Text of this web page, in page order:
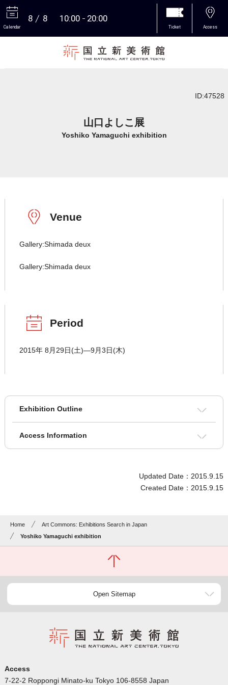
Calendar
8 8 10:00 20:00
Ticket Access
ID:47528
山口よしこ展
Yoshiko Yamaguchi exhibition
Venue
Gallery:Shimada deux
Gallery:Shimada deux
Period
2015年 8月29日(土)―9月3日(木)
Exhibition Outline
Access Information
Updated Date：2015.9.15
Created Date：2015.9.15
Home
Art Commons: Exhibitions Search in Japan
Yoshiko Yamaguchi exhibition
Open Sitemap
Access
7-22-2 Roppongi Minato-ku Tokyo 106-8558 Japan